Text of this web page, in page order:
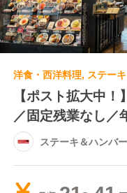
【ポスト拡大中
／固定残業なし／
ステーキ＆ハンバ